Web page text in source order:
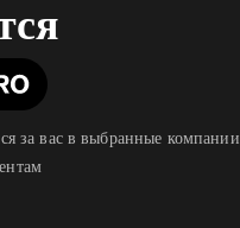
за вас в выбранные компании